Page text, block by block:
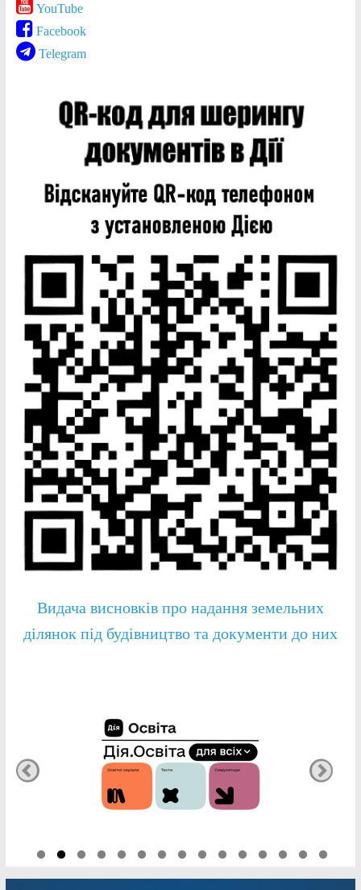
YouTube
Facebook
Telegram
Видача висновків про надання земельних
ділянок під будівництво та документи до них